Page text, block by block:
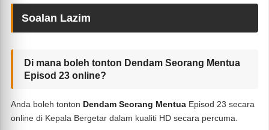
Soalan Lazim
Di mana boleh tonton Dendam Seorang Mentua
Episod 23 online?
Anda boleh tonton Dendam Seorang Mentua Episod 23 secara
online di Kepala Bergetar dalam kualiti HD secara percuma.